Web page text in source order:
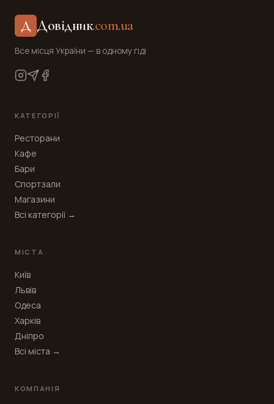
Д Довідник.com.ua
Все місця України — в одному гіді
КАТЕГОРІЇ
Ресторани
Кафе
Бари
Спортзали
Магазини
Всі категорії →
МІСТА
Київ
Львів
Одеса
Харків
Дніпро
Всі міста →
КОМПАНІЯ